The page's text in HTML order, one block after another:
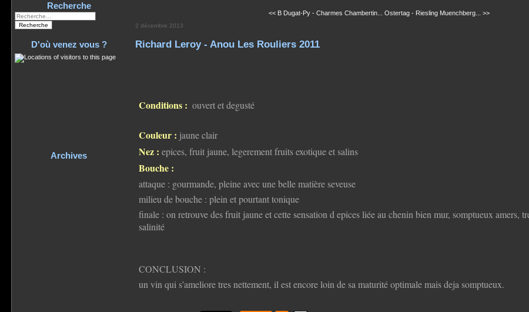
Recherche
D'où venez vous ?
Archives
<< B Dugat-Py - Charmes Chambertin... Ostertag - Riesling Muenchberg... >>
2 décembre 2013
Richard Leroy - Anou Les Rouliers 2011
Conditions : ouvert et degusté
Couleur : jaune clair
Nez : epices, fruit jaune, legerement fruits exotique et salins
Bouche :
attaque : gourmande, pleine avec une belle matière seveuse
milieu de bouche : plein et pourtant tonique
finale : on retrouve des fruit jaune et cette sensation d epices liée au chenin bien mur, somptueux amers,
salinité
CONCLUSION :
un vin qui s'ameliore tres nettement, il est encore loin de sa maturité optimale mais deja somptueux.